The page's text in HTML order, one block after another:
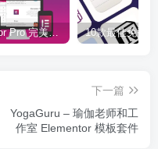
Elementor Pro 完美汉化中文版（含全套模板）|可视化编辑页面自定义设计WordPress插件
下一篇
YogaGuru – 瑜伽老师和工
作室 Elementor 模板套件